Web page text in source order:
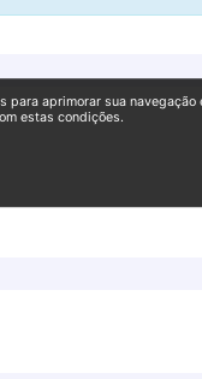
para aprimorar sua
estas condições.